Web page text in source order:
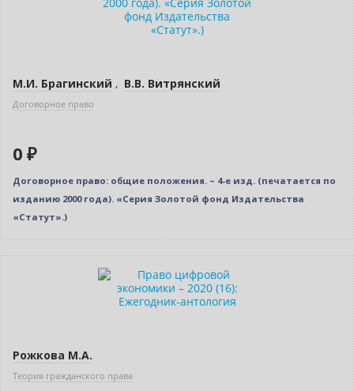
М.И. Брагинский , В.В. Витрянский
Договорное право
0 ₽
Договорное право: общие положения. – 4-е изд. (печатается по
изданию 2000 года). «Серия Золотой фонд Издательства
«Статут».)
Рожкова М.А.
Теория гражданского права